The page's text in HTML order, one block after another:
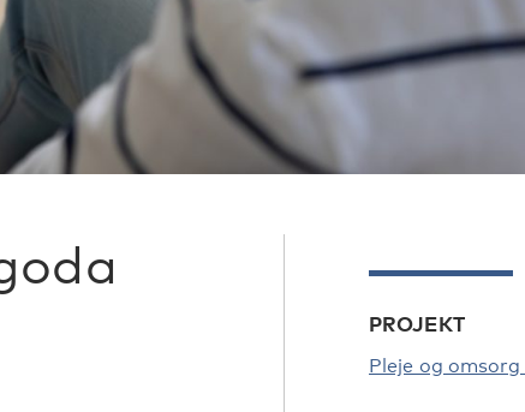
PROJEKT
Pleje og